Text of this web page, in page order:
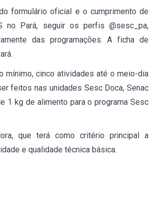
formulário oficial e o cumprimento de
no Pará, seguir os perfis @sesc_pa,
das programações. A ficha de
mínimo, cinco atividades até o meio-dia
feitos nas unidades Sesc Doca, Senac
1 kg de alimento para o programa Sesc
que terá como critério principal a
e qualidade técnica básica.